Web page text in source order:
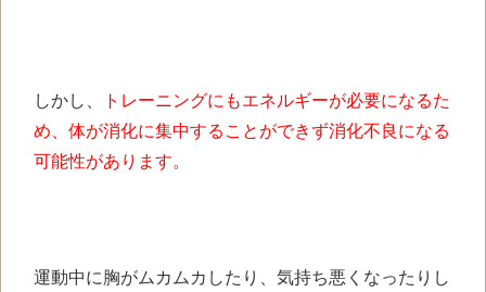
しかし、
トレーニングにもエネルギーが必要になるた
め、体が消化に集中することができず消化不良になる
可能性があります。
運動中に胸がムカムカしたり、気持ち悪くなったりし